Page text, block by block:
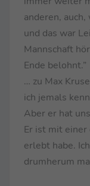
anderen,
und das war
Mannschaft
Ende belohnt.”
… zu Max
ich jemals
Aber er hat
Er ist mit einer
erlebt habe.
drumherum